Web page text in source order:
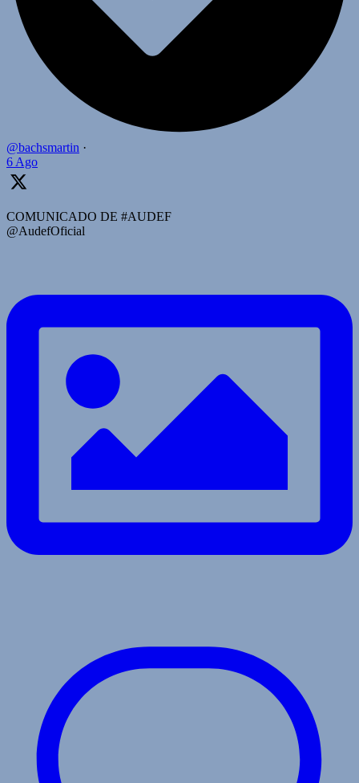
@bachsmartin ·
6 Ago
COMUNICADO DE #AUDEF
@AudefOficial